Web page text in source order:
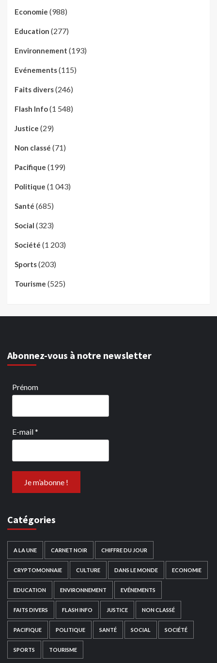
Economie (988)
Education (277)
Environnement (193)
Evénements(115)
Faits divers(246)
Flash Info(1 548)
Justice (29)
Non classé (71)
Pacifique (199)
Politique (1 043)
Santé (685)
Social (323)
Société (1 203)
Sports(203)
Tourisme (525)
Abonnez-vous à notre newsletter
Prénom
E-mail*
Catégories
A LA UNE CARNET NOIR CHIFFRE DU JOUR
CRYPTOMONNAIE CULTURE DANS LE MONDE ECONOMIE
EDUCATION ENVIRONNEMENT EVÉNEMENTS
FAITS DIVERS FLASH INFO JUSTICE NON CLASSÉ
PACIFIQUE POLITIQUE SANTÉ SOCIAL SOCIÉTÉ
SPORTS TOURISME